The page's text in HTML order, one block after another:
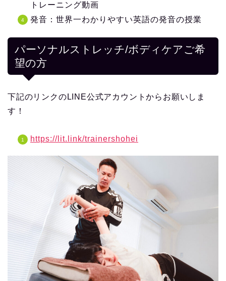
トレーニング動画
発音：世界一わかりやすい英語の発音の授業
パーソナルストレッチ/ボディケアご希
望の方
下記のリンクのLINE公式アカウントからお願いしま
す！
https://lit.link/trainershohei